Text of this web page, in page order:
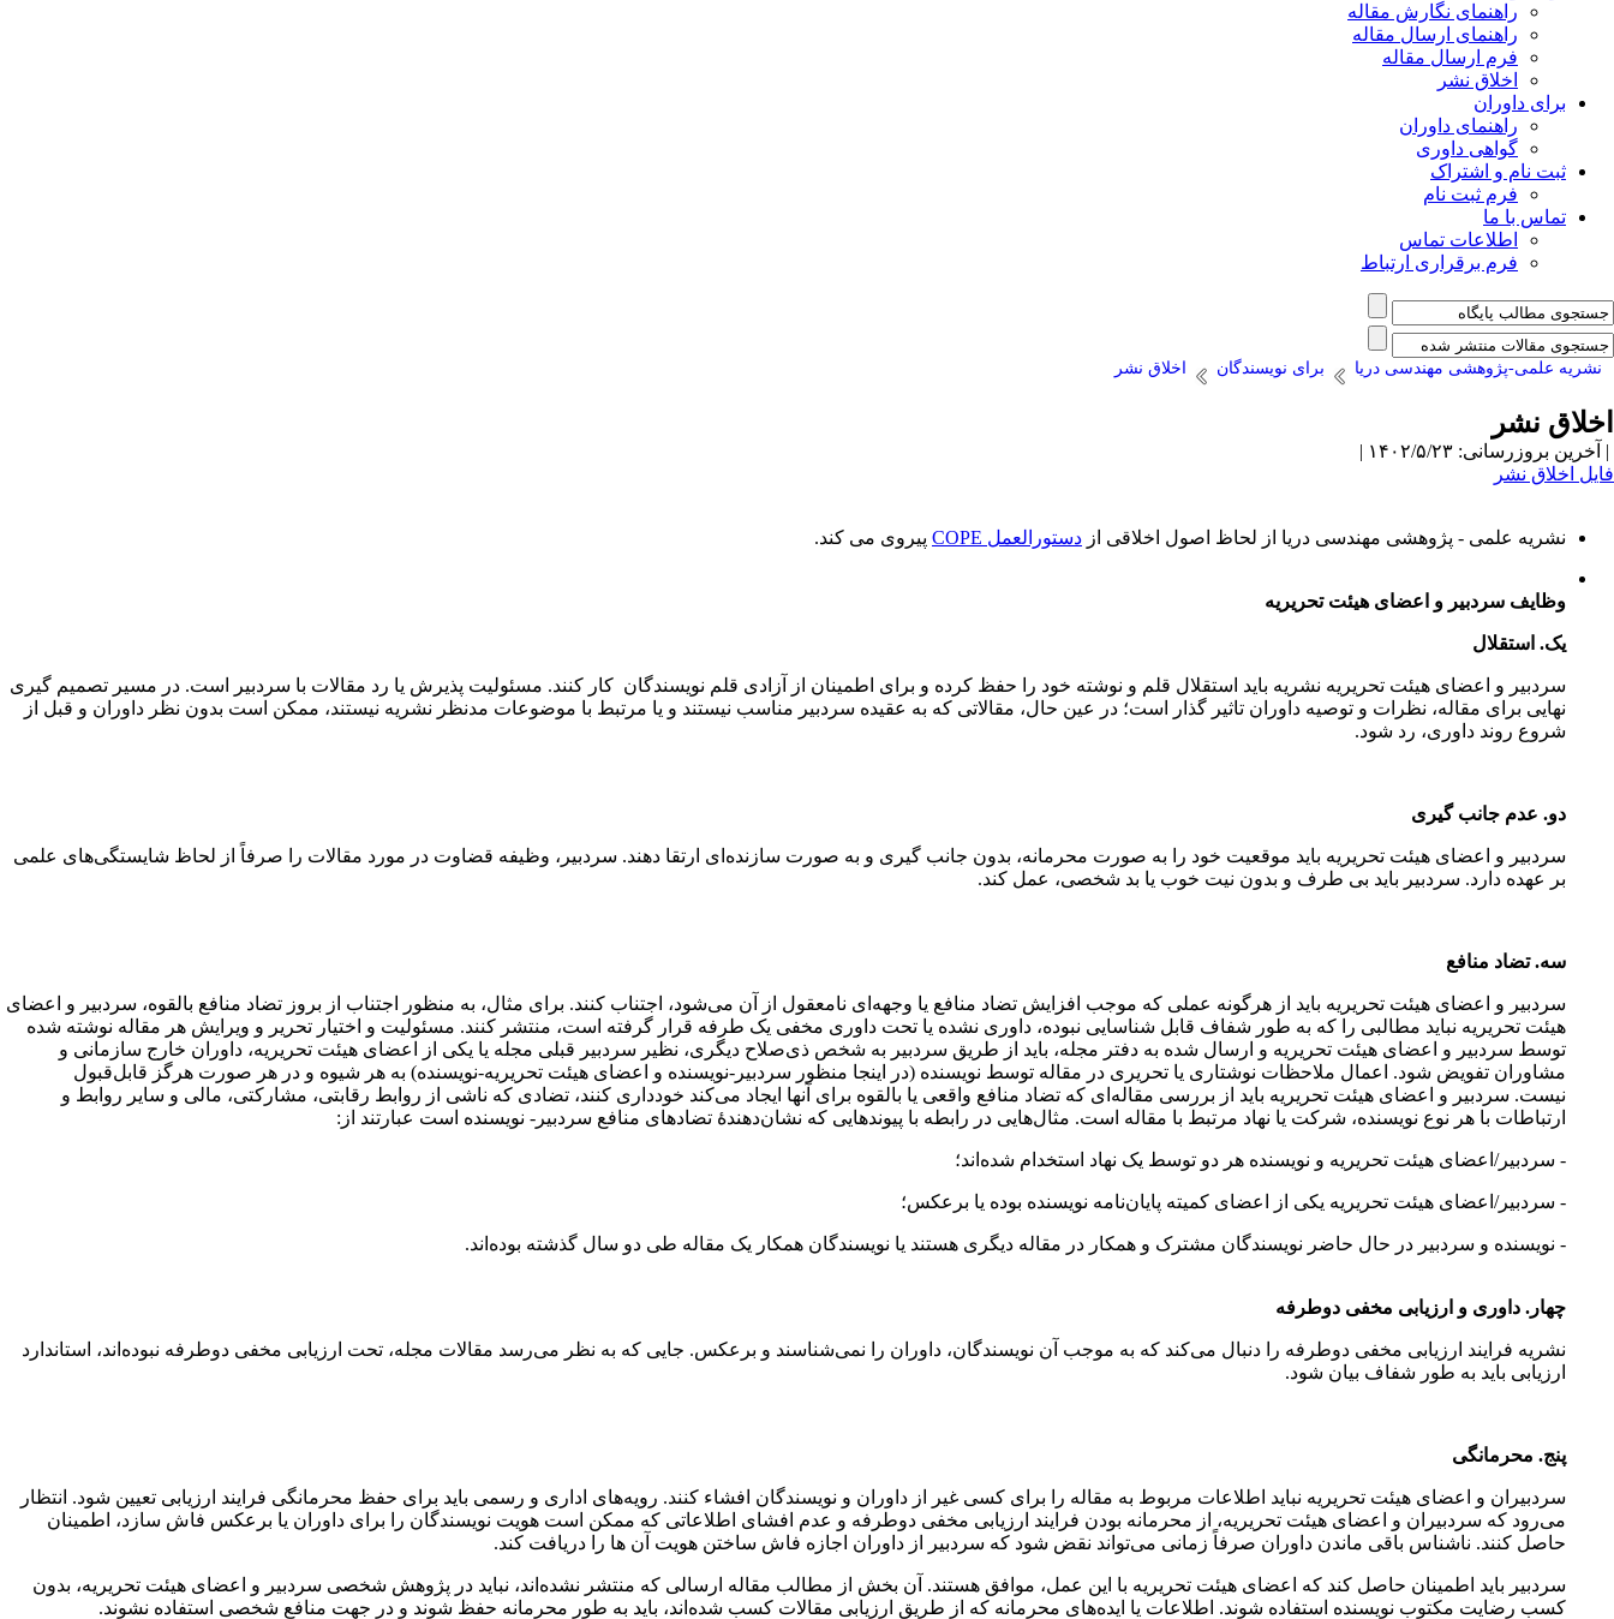
راهنمای نگارش مقاله
راهنمای ارسال مقاله
فرم ارسال مقاله
اخلاق نشر
برای داوران
راهنمای داوران
گواهی داوری
ثبت نام و اشتراک
فرم ثبت نام
تماس با ما
اطلاعات تماس
فرم برقراری ارتباط
نشریه علمی-پژوهشی مهندسی دریا برای نویسندگان اخلاق نشر
اخلاق نشر
| آخرین بروزرسانی: ۱۴۰۲/۵/۲۳ |
فایل اخلاق نشر
نشریه علمی - پژوهشی مهندسی دریا از لحاظ اصول اخلاقی از دستورالعمل COPE پیروی می کند.
وظایف سردبیر و اعضای هیئت تحریریه
یک. استقلال
سردبیر و اعضای هیئت تحریریه نشریه باید استقلال قلم و نوشته خود را حفظ کرده و برای اطمینان از آزادی قلم نویسندگان کار کنند. مسئولیت پذیرش یا رد مقالات با سردبیر است. در مسیر تصمیم گیری
نهایی برای مقاله، نظرات و توصیه داوران تاثیر گذار است؛ در عین حال، مقالاتی که به عقیده سردبیر مناسب نیستند و یا مرتبط با موضوعات مدنظر نشریه نیستند، ممکن است بدون نظر داوران و قبل از
شروع روند داوری، رد شود.
دو. عدم جانب گیری
سردبیر و اعضای هیئت تحریریه باید موقعیت خود را به ‌صورت محرمانه، بدون جانب گیری و به صورت سازنده‌‌ای ارتقا دهند. سردبیر، وظیفه قضاوت در مورد مقالات را صرفاً از لحاظ شایستگی‌های علمی
بر عهده دارد. سردبیر باید بی طرف و بدون نیت خوب یا بد شخصی، عمل کند.
سه. تضاد منافع
سردبیر و اعضای هیئت تحریریه باید از هرگونه عملی که موجب افزایش تضاد منافع یا وجهه‌ای نامعقول از آن می‌شود، اجتناب کنند. برای مثال، به منظور اجتناب از بروز تضاد منافع بالقوه، سردبیر و اعضای
هیئت تحریریه نباید مطالبی را که به طور شفاف قابل شناسایی نبوده، داوری نشده یا تحت داوری مخفی یک طرفه قرار گرفته است، منتشر کنند. مسئولیت و اختیار تحریر و ویرایش هر مقاله نوشته شده
توسط سردبیر و اعضای هیئت تحریریه و ارسال شده به دفتر مجله، باید از طریق سردبیر به شخص ذی‌‌صلاح دیگری، نظیر سردبیر قبلی مجله یا یکی از اعضای هیئت تحریریه، داوران خارج سازمانی و
مشاوران تفویض شود. اعمال ملاحظات نوشتاری یا تحریری در مقاله توسط نویسنده (در اینجا منظور سردبیر-نویسنده و اعضای هیئت تحریریه-نویسنده) به هر شیوه و در هر صورت هرگز قابل‌قبول
نیست. سردبیر و اعضای هیئت تحریریه باید از بررسی مقاله‌ای که تضاد منافع واقعی یا بالقوه برای آنها ایجاد می‌کند خودداری کنند، تضادی که ناشی از روابط رقابتی، مشارکتی، مالی و سایر روابط و
ارتباطات با هر نوع نویسنده، شرکت یا نهاد مرتبط با مقاله است. مثال‌هایی در رابطه با پیوندهایی که نشان‌دهندۀ تضادهای منافع سردبیر- نویسنده است عبارتند از:
- سردبیر/اعضای هیئت تحریریه و نویسنده هر دو توسط یک نهاد استخدام شده‌اند؛
- سردبیر/اعضای هیئت تحریریه یکی از اعضای کمیته پایان‌‌نامه نویسنده بوده یا برعکس؛
- نویسنده و سردبیر در حال حاضر نویسندگان مشترک و همکار در مقاله دیگری هستند یا نویسندگان همکار یک مقاله طی دو سال گذشته بوده‌اند.
چهار. داوری و ارزیابی مخفی دوطرفه
نشریه فرایند ارزیابی مخفی دوطرفه را دنبال می‌کند که به موجب آن نویسندگان، داوران را نمی‌شناسند و برعکس. جایی که به نظر می‌رسد مقالات مجله، تحت ارزیابی مخفی دوطرفه نبوده‌اند، استاندارد
ارزیابی باید به طور شفاف بیان شود.
پنج. محرمانگی
سردبیران و اعضای هیئت تحریریه نباید اطلاعات مربوط به مقاله را برای کسی غیر از داوران و نویسندگان افشاء کنند. رویه‌های اداری و رسمی باید برای حفظ محرمانگی فرایند ارزیابی تعیین شود. انتظار
می‌رود که سردبیران و اعضای هیئت تحریریه، از محرمانه بودن فرایند ارزیابی مخفی دوطرفه و عدم افشای اطلاعاتی که ممکن است هویت نویسندگان را برای داوران یا برعکس فاش سازد، اطمینان
حاصل کنند. ناشناس باقی ماندن داوران صرفاً زمانی می‌تواند نقض شود که سردبیر از داوران اجازه فاش ساختن هویت آن ها را دریافت کند.
سردبیر باید اطمینان حاصل کند که اعضای هیئت تحریریه با این عمل، موافق هستند. آن بخش از مطالب مقاله ارسالی که منتشر نشده‌اند، نباید در پژوهش شخصی سردبیر و اعضای هیئت تحریریه، بدون
کسب رضایت مکتوب نویسنده استفاده شوند. اطلاعات یا ایده‌های محرمانه که از طریق ارزیابی مقالات کسب شده‌اند، باید به طور محرمانه حفظ شوند و در جهت منافع شخصی استفاده نشوند.